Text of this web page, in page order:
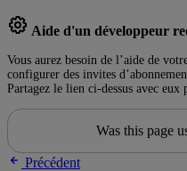
Aide d'un développeur
Vous aurez besoin de l’aide de
configurer des invites
Partagez le lien ci-dessus avec eux
Was this page
Précédent